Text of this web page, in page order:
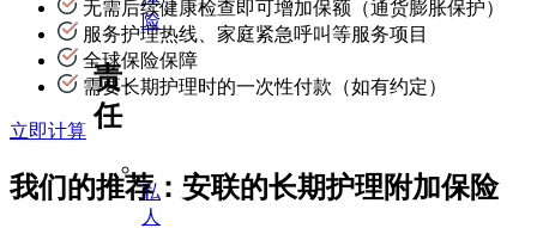
险
责
任
私
人
无需后续健康检查即可增加保额（通货膨胀保护）
服务护理热线、家庭紧急呼叫等服务项目
全球保险保障
需要长期护理时的一次性付款（如有约定）
立即计算
我们的推荐：安联的长期护理附加保险